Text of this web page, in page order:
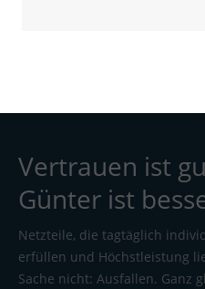
Vertrauen ist
Günter ist
Netzteile, die tagtäglich
erfüllen und Höchstleistung
Sache nicht: Ausfallen. Ganz